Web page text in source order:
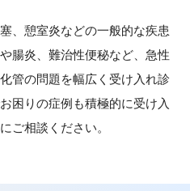
、憩室炎などの一般的な疾患
腸炎、難治性便秘など、急性
管の問題を幅広く受け入れ診
困りの症例も積極的に受け入
ご相談ください。